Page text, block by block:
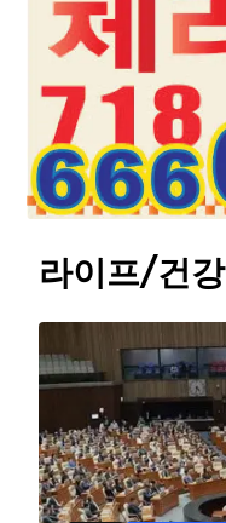
라이프/건강